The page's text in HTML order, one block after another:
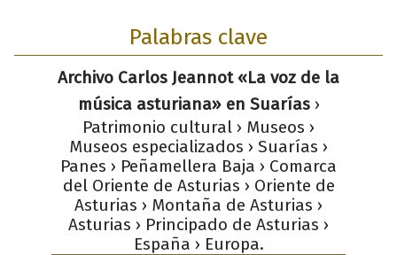
Palabras clave
Archivo Carlos Jeannot «La voz de la
música asturiana» en Suarías›
Patrimonio cultural › Museos ›
Museos especializados › Suarías ›
Panes › Peñamellera Baja › Comarca
del Oriente de Asturias › Oriente de
Asturias › Montaña de Asturias ›
Asturias › Principado de Asturias ›
España › Europa.